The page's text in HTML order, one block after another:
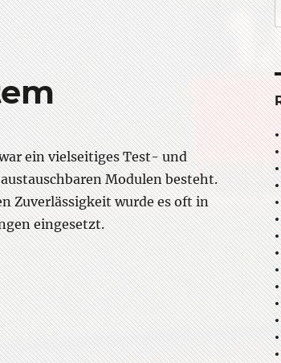
ein vielseitiges Test- und
Modulen besteht.
Zuverlässigkeit wurde es oft in
eingesetzt.